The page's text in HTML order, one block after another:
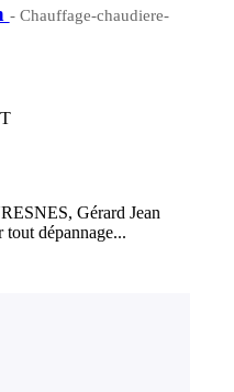
- Chauffage-chaudiere-
Gérard Jean
dépannage...